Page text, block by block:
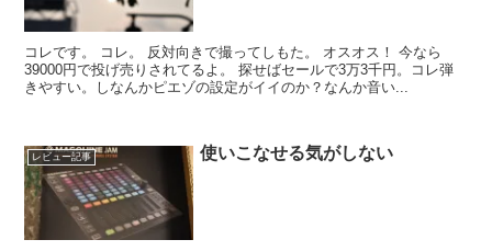
コレです。 コレ。 反対向きで撮ってしもた。 オスオス！ 今なら
39000円で投げ売りされてるよ。 探せばセールで3万3千円。コレ弾
きやすい。しなんかピエゾの設定がイイのか？なんか音い...
レビュー記事 使いこなせる気がしない